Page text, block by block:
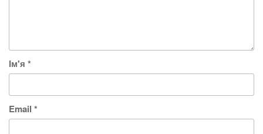
Ім'я *
Email *